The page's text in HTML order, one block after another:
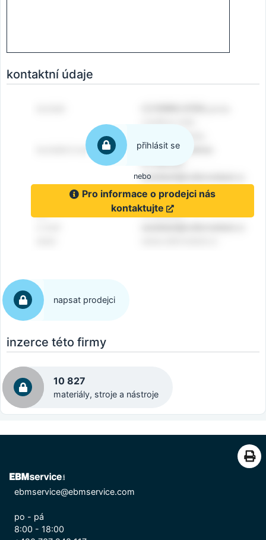
kontaktní údaje
přihlásit se
nebo
Pro informace o prodejci nás
kontaktujte
napsat prodejci
inzerce této firmy
10 827
materiály, stroje a nástroje
ebmservice@ebmservice.com
po - pá
8:00 - 18:00